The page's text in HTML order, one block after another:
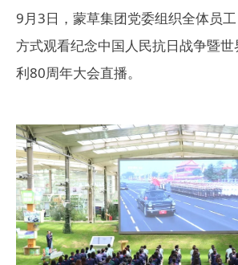
9月3日，蒙草集团党委组织全体员
方式观看纪念中国人民抗日战争暨
利80周年大会直播。